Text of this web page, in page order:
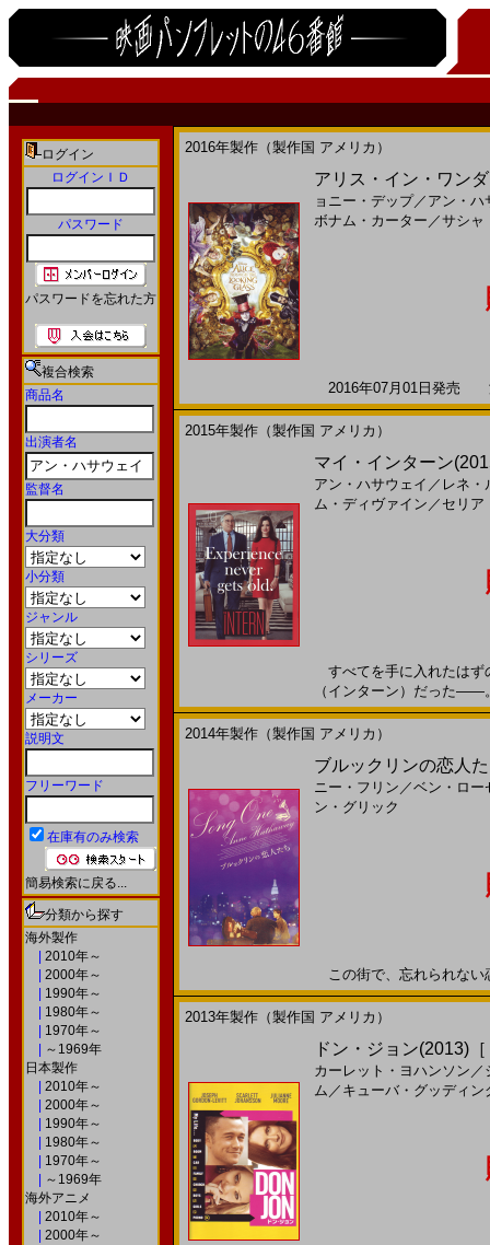
ログイン
ログインＩＤ
パスワード
パスワードを忘れた方
複合検索
商品名
出演者名
監督名
大分類
小分類
ジャンル
シリーズ
メーカー
説明文
フリーワード
在庫有のみ検索
簡易検索に戻る...
分類から探す
海外製作
2010年～
2000年～
1990年～
1980年～
1970年～
～1969年
日本製作
2010年～
2000年～
1990年～
1980年～
1970年～
～1969年
海外アニメ
2010年～
2000年～
2016年製作（製作国 アメリカ）
アリス・イン・ワン
ョニー・デップ／ アン・ハ
ボナム・カーター ／サシャ
2016年07月01日発売
2015年製作（製作国 アメリカ）
マイ・インターン
アン・ハサウェイ ／ レネ・
ム・ディヴァイン ／ セリア
すべてを手に入れたはず
（インターン）だった
2014年製作（製作国 アメリカ）
ブルックリンの恋人
ニー・フリン ／ベン・ロー
ン・グリック
この街で、忘れられな
2013年製作（製作国 アメリカ）
ドン・ジョン(2013)
カーレット・ヨハンソン ／
ム ／ キューバ・グッディン